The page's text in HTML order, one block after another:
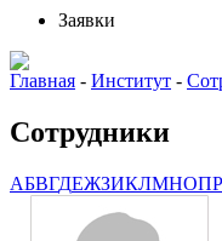
Заявки
Главная - Институт -
Сотрудники
АБВГДЕЖЗИКЛМНОПР